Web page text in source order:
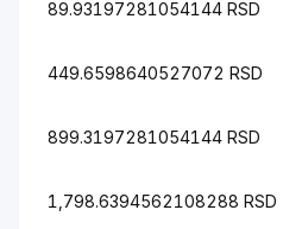
89.93197281054144 RSD
449.6598640527072 RSD
899.3197281054144 RSD
1,798.6394562108288 RSD